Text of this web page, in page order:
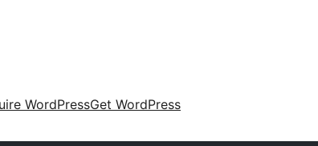
WordPressGet WordPress